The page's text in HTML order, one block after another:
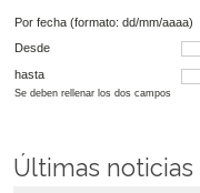
Por fecha (formato: dd/mm/aaaa)
Desde
hasta
Se deben rellenar los dos campos
Últimas noticias